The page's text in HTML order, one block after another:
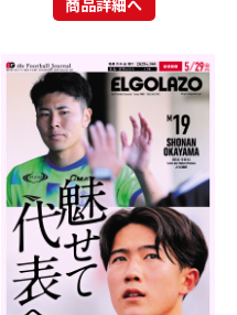
商品詳細へ